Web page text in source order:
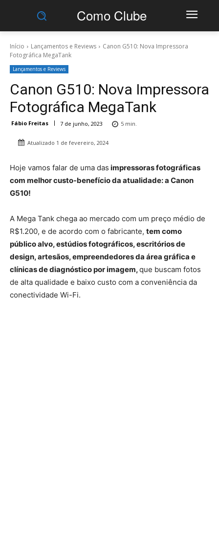
Como Clube
Início Lançamentos e Reviews
Canon G510: Nova Impressora
Fotográfica MegaTank
Lançamentos e Reviews
Canon G510: Nova Impressora
Fotográfica MegaTank
Fábio Freitas 7 de junho, 2023 5 min.
Atualizado 1 de fevereiro, 2024
Hoje vamos falar de uma das impressoras fotográficas
com melhor custo-benefício da atualidade: a Canon
G510!
A Mega Tank chega ao mercado com um preço médio de
R$1.200, e de acordo com o fabricante, tem como
público alvo, estúdios fotográficos, escritórios de
design, artesãos, empreendedores da área gráfica e
clínicas de diagnóstico por imagem,que buscam fotos
de alta qualidade e baixo custo com a conveniência da
conectividade Wi-Fi.